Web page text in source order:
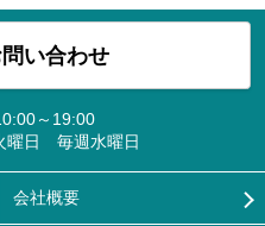
い合わせ
～19:00
曜日 毎週水曜日
会社概要